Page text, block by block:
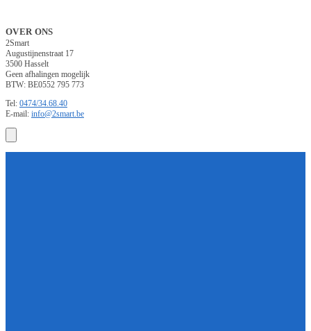
OVER ONS
2Smart
Augustijnenstraat 17
3500 Hasselt
Geen afhalingen mogelijk
BTW: BE0552 795 773
Tel: 0474/34.68.40
E-mail: info@2smart.be